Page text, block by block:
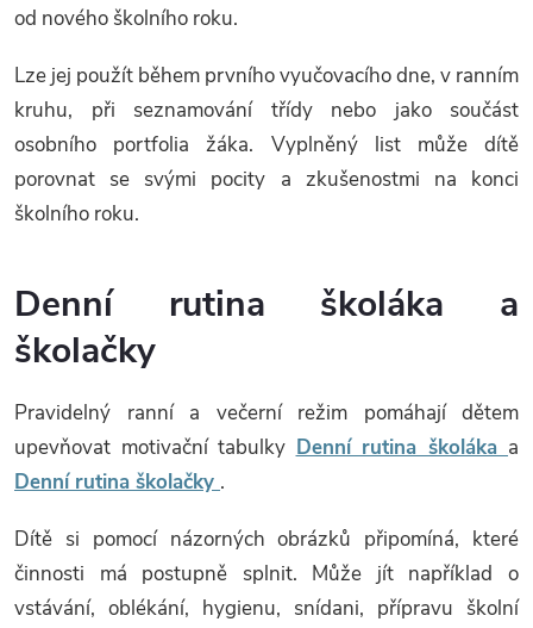
od nového školního roku.
Lze jej použít během prvního vyučovacího dne, v ranním
kruhu, při seznamování třídy nebo jako součást
osobního portfolia žáka. Vyplněný list může dítě
porovnat se svými pocity a zkušenostmi na konci
školního roku.
Denní rutina školáka a
školačky
Pravidelný ranní a večerní režim pomáhají dětem
upevňovat motivační tabulky Denní rutina školáka a
Denní rutina školačky .
Dítě si pomocí názorných obrázků připomíná, které
činnosti má postupně splnit. Může jít například o
vstávání, oblékání, hygienu, snídani, přípravu školní